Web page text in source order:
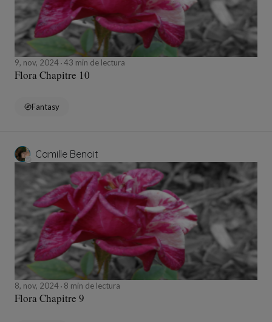
9, nov, 2024 43 min de lectura
Flora Chapitre 10
Fantasy
Camille Benoit
8, nov, 2024 8 min de lectura
Flora Chapitre 9